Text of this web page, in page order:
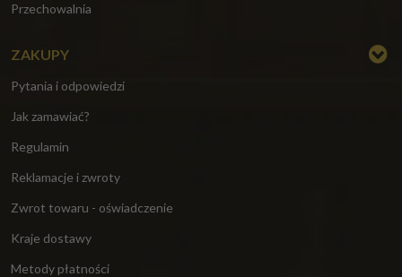
Przechowalnia
ZAKUPY
Pytania i odpowiedzi
Jak zamawiać?
Regulamin
Reklamacje i zwroty
Zwrot towaru - oświadczenie
Kraje dostawy
Metody płatności